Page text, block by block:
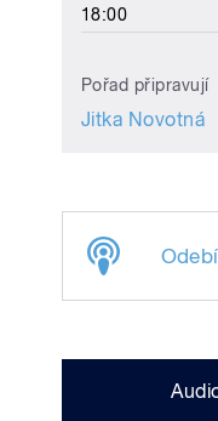
18:00
Pořad připravují
Jitka Novotná